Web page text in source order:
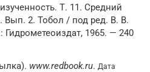
Т. 11. Средний
Вып. 2. Тобол / под ред. В. В.
: Гидрометеоиздат, 1965. — 240
www.redbook.ru. Дата